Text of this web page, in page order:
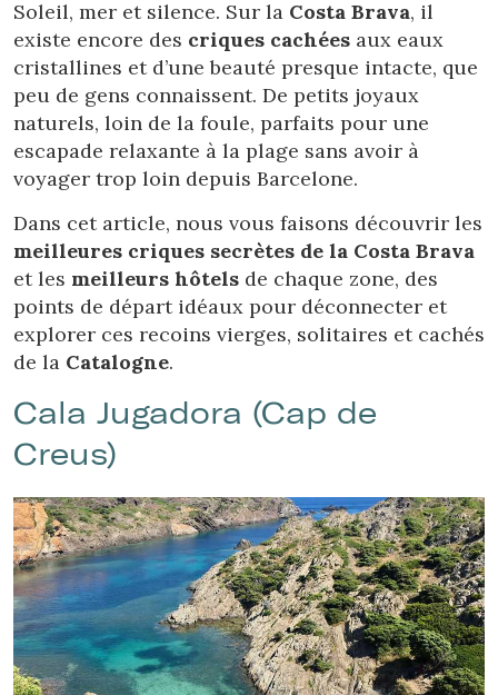
Soleil, mer et silence. Sur la Costa Brava, il
existe encore des criques cachées aux eaux
cristallines et d’une beauté presque intacte, que
peu de gens connaissent. De petits joyaux
naturels, loin de la foule, parfaits pour une
escapade relaxante à la plage sans avoir à
voyager trop loin depuis Barcelone.
Dans cet article, nous vous faisons découvrir les
meilleures criques secrètes de la Costa Brava
et les meilleurs hôtels de chaque zone, des
points de départ idéaux pour déconnecter et
explorer ces recoins vierges, solitaires et cachés
de la Catalogne.
Cala Jugadora (Cap de
Creus)